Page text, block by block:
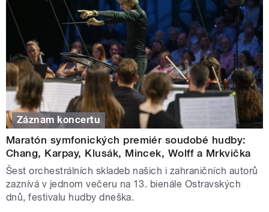
Záznam koncertu
Maratón symfonických premiér soudobé hudby:
Chang, Karpay, Klusák, Mincek, Wolff a Mrkvička
Šest orchestrálních skladeb našich i zahraničních autorů
zaznívá v jednom večeru na 13. bienále Ostravských
dnů, festivalu hudby dneška.